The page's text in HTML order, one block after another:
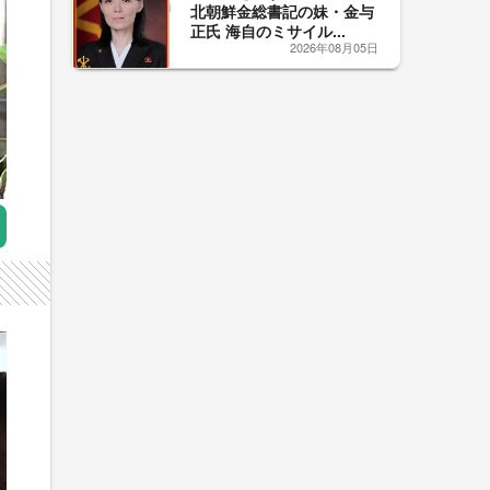
北朝鮮金総書記の妹・金与
正氏 海自のミサイル...
2026年08月05日